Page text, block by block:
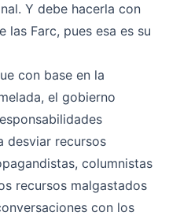
Y debe hacerla con
las Farc, pues esa es su
con base en la
el gobierno
desviar recursos
columnistas
recursos malgastados
con los